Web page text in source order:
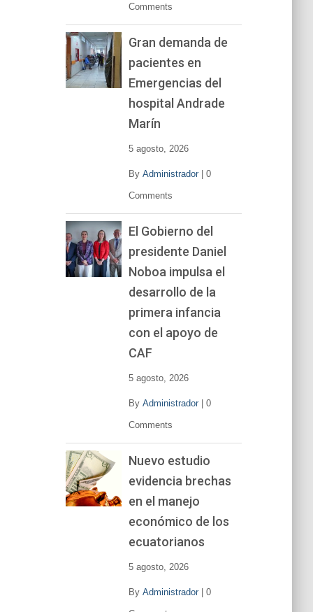
Comments
Gran demanda de
pacientes en
Emergencias del
hospital Andrade
Marín
5 agosto, 2026
By Administrador| 0
Comments
El Gobierno del
presidente Daniel
Noboa impulsa el
desarrollo de la
primera infancia
con el apoyo de
CAF
5 agosto, 2026
By Administrador| 0
Comments
Nuevo estudio
evidencia brechas
en el manejo
económico de los
ecuatorianos
5 agosto, 2026
By Administrador| 0